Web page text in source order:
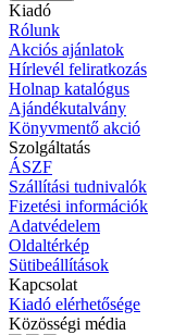
Kiadó
Rólunk
Akciós ajánlatok
Hírlevél feliratkozás
Holnap katalógus
Ajándékutalvány
Könyvmentő akció
Szolgáltatás
ÁSZF
Szállítási tudnivalók
Fizetési információk
Adatvédelem
Oldaltérkép
Sütibeállítások
Kapcsolat
Kiadó elérhetősége
Közösségi média